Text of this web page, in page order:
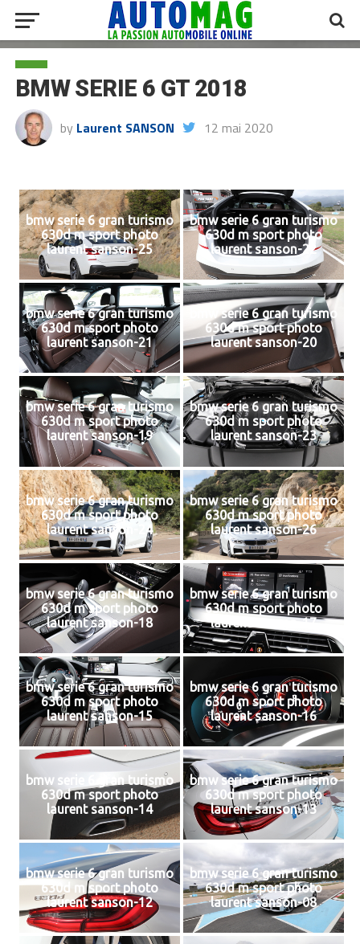
BMW SERIE 6 GT 2018
by Laurent SANSON 12 mai 2020
bmw serie 6 gran turismo
630d m sport photo
laurent sanson-25
bmw serie 6 gran turismo
630d m sport photo
laurent sanson-22
bmw serie 6 gran turismo
630d m sport photo
laurent sanson-21
bmw serie 6 gran turismo
630d m sport photo
laurent sanson-20
bmw serie 6 gran turismo
630d m sport photo
laurent sanson-19
bmw serie 6 gran turismo
630d m sport photo
laurent sanson-23
bmw serie 6 gran turismo
630d m sport photo
laurent sanson-24
bmw serie 6 gran turismo
630d m sport photo
laurent sanson-26
bmw serie 6 gran turismo
630d m sport photo
laurent sanson-18
bmw serie 6 gran turismo
630d m sport photo
laurent sanson-17
bmw serie 6 gran turismo
630d m sport photo
laurent sanson-15
bmw serie 6 gran turismo
630d m sport photo
laurent sanson-16
bmw serie 6 gran turismo
630d m sport photo
laurent sanson-14
bmw serie 6 gran turismo
630d m sport photo
laurent sanson-13
bmw serie 6 gran turismo
630d m sport photo
laurent sanson-12
bmw serie 6 gran turismo
630d m sport photo
laurent sanson-08